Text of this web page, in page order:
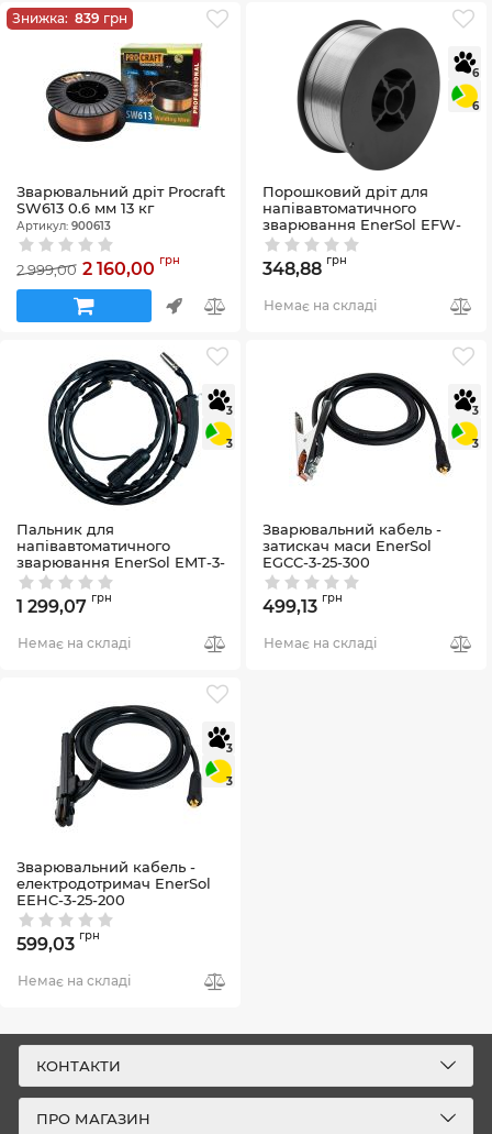
Знижка: 839 грн
Зварювальний дріт Procraft
SW613 0.6 мм 13 кг
Артикул: 900613
2 999,00 2 160,00 грн
6
6
Порошковий дріт для
напівавтоматичного
зварювання EnerSol EFW-
0810
Артикул:EFW-0810
348,88 грн
Немає на складі
3
3
Пальник для
напівавтоматичного
зварювання EnerSol EMT-3-
14-150
Артикул:EMT-3-14-150
1 299,07 грн
Немає на складі
3
3
Зварювальний кабель -
затискач маси EnerSol
EGCC-3-25-300
Артикул:EGCC-3-25-300
499,13 грн
Немає на складі
3
3
Зварювальний кабель -
електродотримач EnerSol
EEHC-3-25-200
Артикул:EEHC-3-25-200
599,03 грн
Немає на складі
КОНТАКТИ
ПРО МАГАЗИН